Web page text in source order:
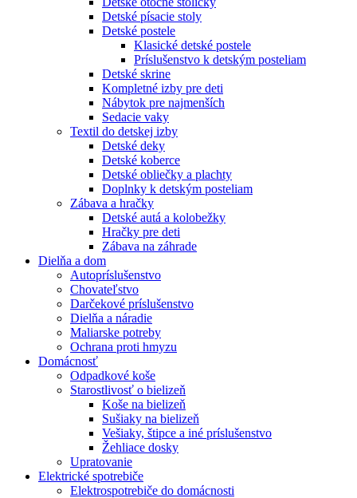
Detské písacie stoly
Detské postele
Klasické detské postele
Príslušenstvo k detským posteliam
Detské skrine
Kompletné izby pre deti
Nábytok pre najmenších
Sedacie vaky
Textil do detskej izby
Detské deky
Detské koberce
Detské obliečky a plachty
Doplnky k detským posteliam
Zábava a hračky
Detské autá a kolobežky
Hračky pre deti
Zábava na záhrade
Dielňa a dom
Autopríslušenstvo
Chovateľstvo
Darčekové príslušenstvo
Dielňa a náradie
Maliarske potreby
Ochrana proti hmyzu
Domácnosť
Odpadkové koše
Starostlivosť o bielizeň
Koše na bielizeň
Sušiaky na bielizeň
Vešiaky, štipce a iné príslušenstvo
Žehliace dosky
Upratovanie
Elektrické spotrebiče
Elektrospotrebiče do domácnosti